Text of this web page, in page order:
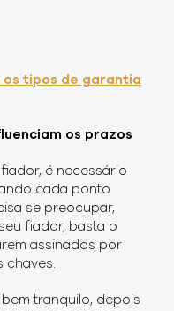
os tipos de garantia
os prazos
é necessário
cada ponto
se preocupar,
fiador, basta o
assinados por
chaves.
tranquilo, depois